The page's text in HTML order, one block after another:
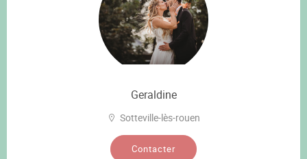
Geraldine
Sotteville-lès-rouen
Contacter